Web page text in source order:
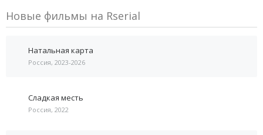
Новые фильмы на Rserial
Натальная карта
Россия, 2023-2026
Сладкая месть
Россия, 2022